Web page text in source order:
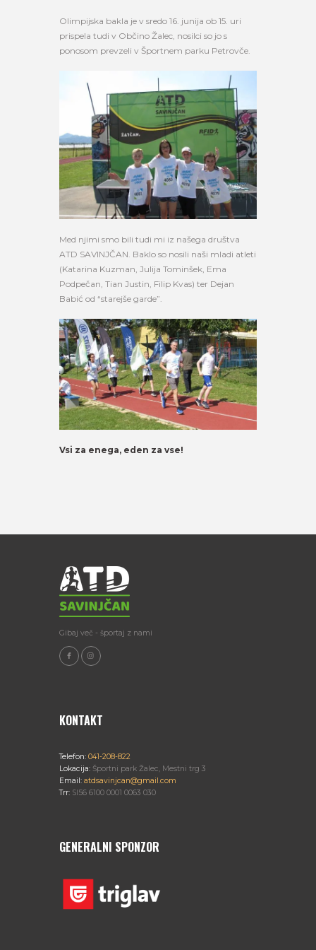
Olimpijska bakla je v sredo 16. junija ob 15. uri
prispela tudi v Občino Žalec, nosilci so jo s
ponosom prevzeli v Športnem parku Petrovče.
Med njimi smo bili tudi mi iz našega društva
ATD SAVINJČAN. Baklo so nosili naši mladi atleti
(Katarina Kuzman, Julija Tominšek, Ema
Podpečan, Tian Justin, Filip Kvas) ter Dejan
Babić od “starejše garde”.
Vsi za enega, eden za vse!
Gibaj več - športaj z nami
KONTAKT
Telefon: 041-208-822
Lokacija: Športni park Žalec, Mestni trg 3
Email: atdsavinjcan@gmail.com
Trr: SI56 6100 0001 0063 030
GENERALNI SPONZOR